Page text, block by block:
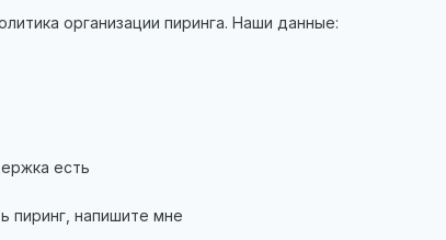
организации пиринга. Наши данные:
есть
пиринг, напишите мне